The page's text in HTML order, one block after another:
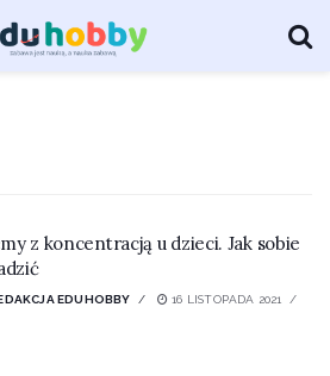
z koncentracją u dzieci. Jak sobie
EDUHOBBY
16 LISTOPADA 2021